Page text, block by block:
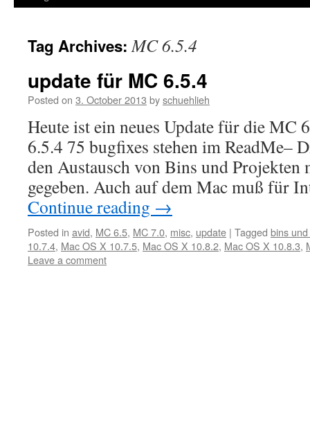
Tag Archives:MC 6.5.4
update für MC 6.5.4
Posted on 3. October 2013 byschuehlieh
Heute ist ein neues Update für die MC
6.5.4 75 bugfixes stehen im ReadMe–
den Austausch von Bins und
gegeben. Auch auf dem Mac muß für
Continue reading →
Posted in avid, MC 6.5, MC 7.0, misc, update | Tagged bins
10.7.4, Mac OS X 10.7.5, Mac OS X 10.8.2, Mac OS X 10.8.3,
Leave a comment